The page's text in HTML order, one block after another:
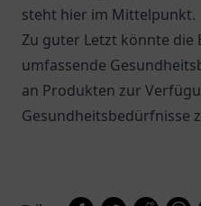
steht hier im Mittelpunkt.
Zu guter Letzt könnte die
umfassende
an Produkten zur
Gesundheitsbedürfnisse